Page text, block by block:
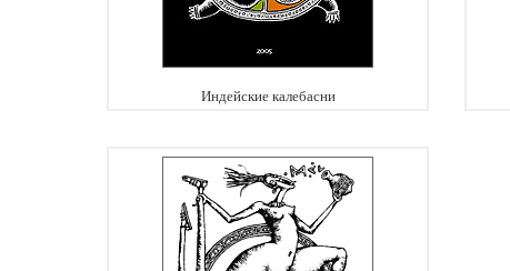
Индейские калебасни